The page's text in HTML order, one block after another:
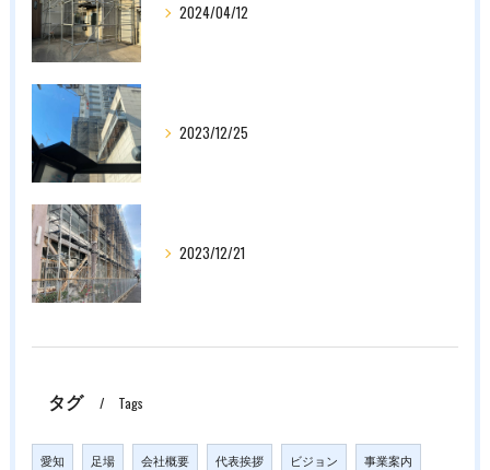
2024/04/12
2023/12/25
2023/12/21
タグ Tags
愛知 足場 会社概要 代表挨拶 ビジョン 事業案内